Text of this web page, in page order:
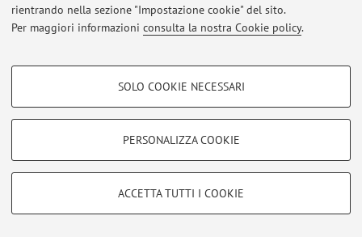
rientrando nella sezione "Impostazione cookie" del sito.
Per maggiori informazioni consulta la nostra Cookie policy.
COOKIE DI PROFILAZIONE - FACOLTATIVI
COOKIE TECNICI - NECESSARI
Si tratta di cookie tecnici utilizzati, a titolo esemplificativo, per il corretto
SOLO COOKIE NECESSARI
PERSONALIZZA COOKIE
ACCETTA TUTTI I COOKIE